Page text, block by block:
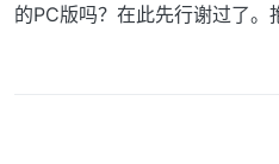
的PC版吗？在此先行谢过了。